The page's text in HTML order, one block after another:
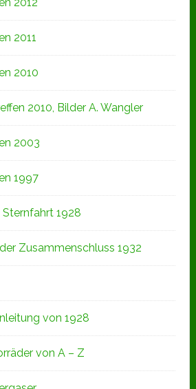
2011
2010
2010, Bilder A. Wangler
2003
1997
1928
Zusammenschluss 1932
von 1928
von A – Z